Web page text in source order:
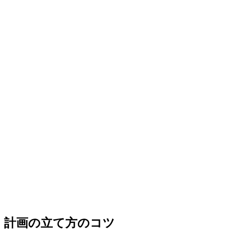
計画の立て方のコツ